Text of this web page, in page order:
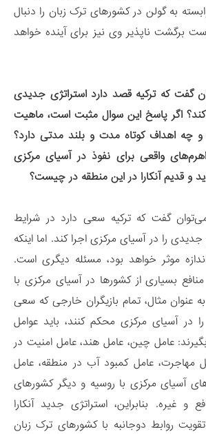
به گولن در کشورهای ترک زبان را دنبال
برگشت ناپذیر وی نیز برای آینده خواهد
گفت که ترکیه قصد دارد استراتژی جدیدی
کند؟ اگر پاسخ این سوال مثبت است، ماهیت
چه اهداف کوتاه مدت و بلند مدتی دارد؟
واقعی برای نفوذ در آسیای مرکزی
و قدیم آنکارا در این منطقه در چیست؟
گفت که ترکیه سعی دارد در شرایط
را در آسیای مرکزی اجرا کند. اما اینکه
موثر خواهد بود، مسئله دیگری است.
بسیاری از کشورها در آسیای مرکزی با
عنوان مثال، تمام بازیگران خارجی که سعی
در آسیای مرکزی محکم کنند، باید عوامل
عامل چین، عامل هند، عامل امنیت در
مهاجرت، عامل کمبود آب در منطقه، عامل
آسیای مرکزی با روسیه و دیگر کشورهای
و غیره. بنابراین، استراتژی جدید آنکارا
روابط دوجانبه با کشورهای ترک زبان